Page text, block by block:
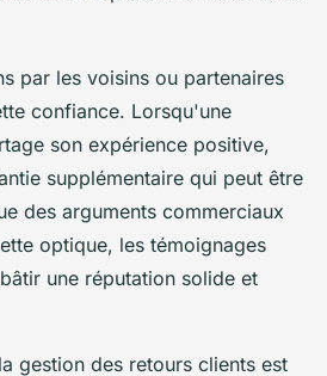
par les voisins ou partenaires
confiance. Lorsqu'une
son expérience positive,
supplémentaire qui peut être
des arguments commerciaux
optique, les témoignages
une réputation solide et
gestion des retours clients est